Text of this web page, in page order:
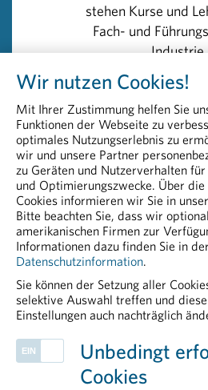
Generell sind Studien zur
für Kinder vor allem aufgrund
schwierig durchzuführen. Viele
Arzneimittelstudien zudem oft
Denn Kinder, die an klinischen
werden medizinisch intensiv
Huber. Ein wesentlicher Vorteil
früh Zugang zu innovativen
diese schließlich nach erfolgter
Patientinnen und Patienten
Rare
stehen Kurse und
Fach- und
Industrie.
Der zweitägige
Kurs„Foundations
and
einen praxisnahen
Pharmakovigilanz
Fachkräfte im
angrenzenden
>> Details und
Foundations of
Wir nutzen Cookies!
Mit Ihrer Zustimmung helfen Sie
Funktionen der Webseite zu
optimales Nutzungserlebnis zu
wir und unsere Partner
zu Geräten und Nutzerverhalten
und Optimierungszwecke. Über
Cookies informieren wir Sie in unser
Bitte beachten Sie, dass wir
amerikanischen Firmen zur
Informationen dazu finden Sie in der
Datenschutzinformation.
Sie können der Setzung aller
selektive Auswahl treffen und
Einstellungen auch nachträglich
Unbedingt
Cookies